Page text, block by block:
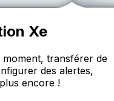
Xe
transférer de
des alertes,
encore !